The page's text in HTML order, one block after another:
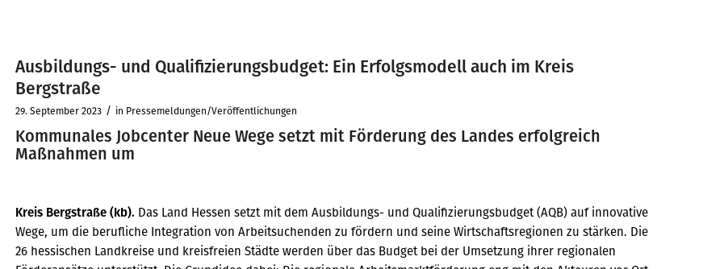
Ausbildungs- und Qualifizierungsbudget: Ein Erfolgsmodell auch im Kreis
Bergstraße
29. September 2023 / in Pressemeldungen/Veröffentlichungen
Kommunales Jobcenter Neue Wege setzt mit Förderung des Landes erfolgreich
Maßnahmen um
Kreis Bergstraße (kb). Das Land Hessen setzt mit dem Ausbildungs- und Qualifizierungsbudget (AQB) auf innovative
Wege, um die berufliche Integration von Arbeitsuchenden zu fördern und seine Wirtschaftsregionen zu stärken. Die
26 hessischen Landkreise und kreisfreien Städte werden über das Budget bei der Umsetzung ihrer regionalen